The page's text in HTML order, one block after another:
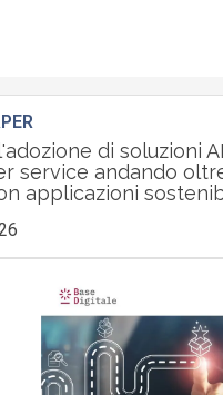
di soluzioni
service andando
applicazioni